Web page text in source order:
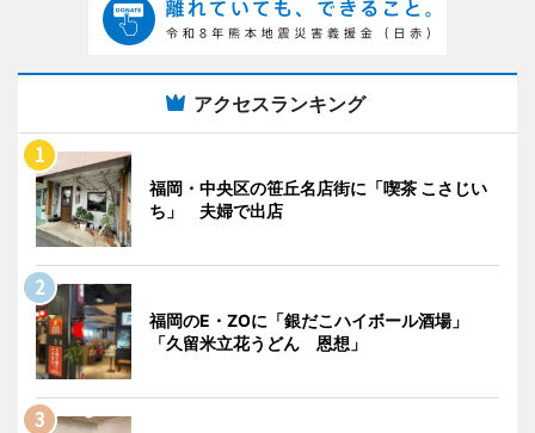
アクセスランキング
福岡・中央区の笹丘名店街に「喫茶 こさじい
ち」 夫婦で出店
福岡のE・ZOに「銀だこハイボール酒場」
「久留米立花うどん 恩想」